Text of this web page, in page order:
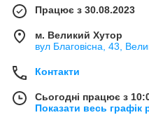
Працює з 30.08.2023
м. Великий Хутор
вул Благовісна, 43,
Контакти
Сьогодні працює з
Показати весь графік